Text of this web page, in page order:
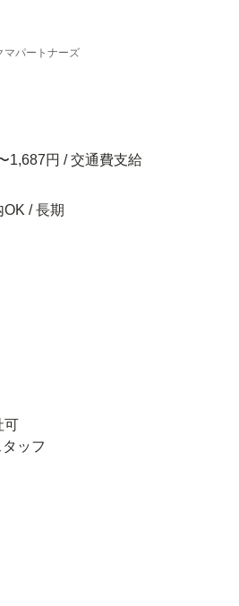
マパートナーズ
1,687円 / 交通費支給
/ 長期
可
ッフ